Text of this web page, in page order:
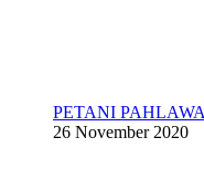
PETANI
26 November 2020